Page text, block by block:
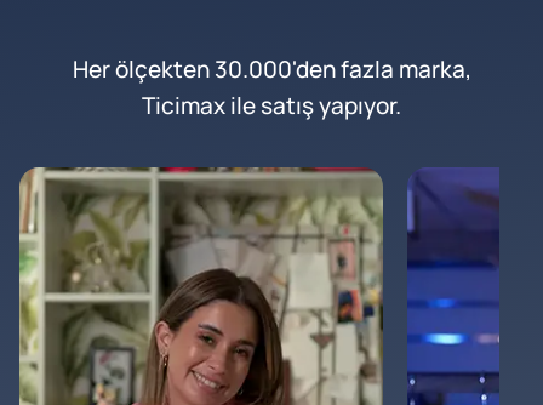
Her ölçekten 30.000'den fazla marka,
Ticimax ile satış yapıyor.